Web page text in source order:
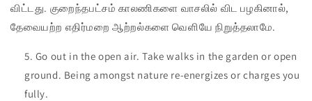
விட்டது. குறைந்தபட்சம் காலணிகளை வாசலில் விட பழகினால்,
தேவையற்ற எதிர்மறை ஆற்றல்களை வெளியே நிறுத்தலாமே.
Go out in the open air. Take walks in the garden or open
ground. Being amongst nature re-energizes or charges you
fully.